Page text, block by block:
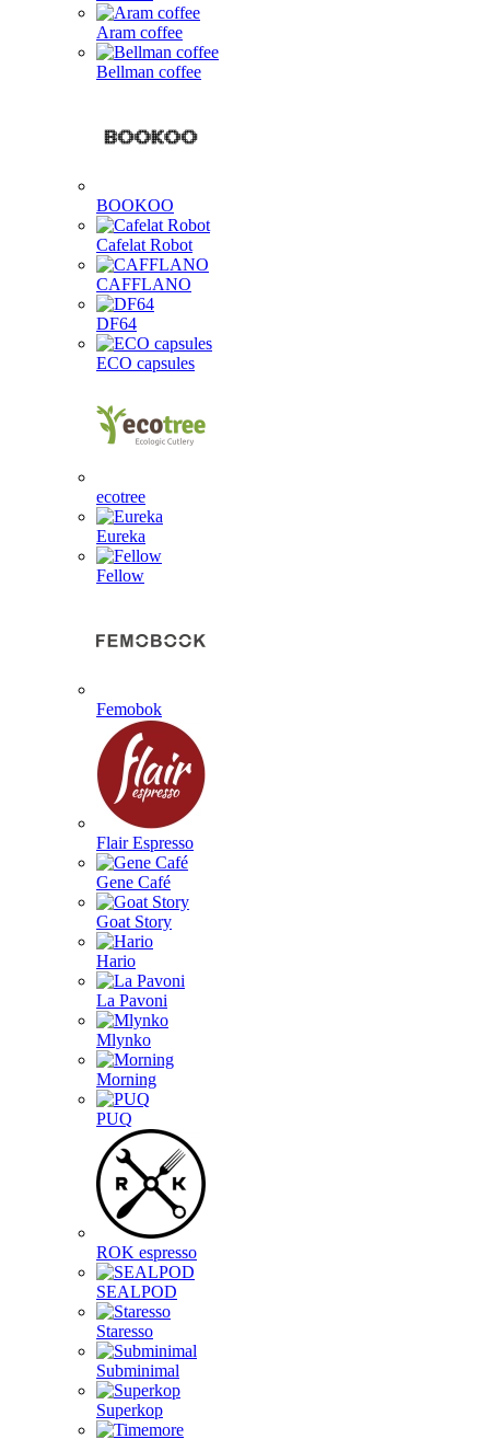
Aram coffee
Bellman coffee
BOOKOO
Cafelat Robot
CAFFLANO
DF64
ECO capsules
ecotree
Eureka
Fellow
Femobok
Flair Espresso
Gene Café
Goat Story
Hario
La Pavoni
Mlynko
Morning
PUQ
ROK espresso
SEALPOD
Staresso
Subminimal
Superkop